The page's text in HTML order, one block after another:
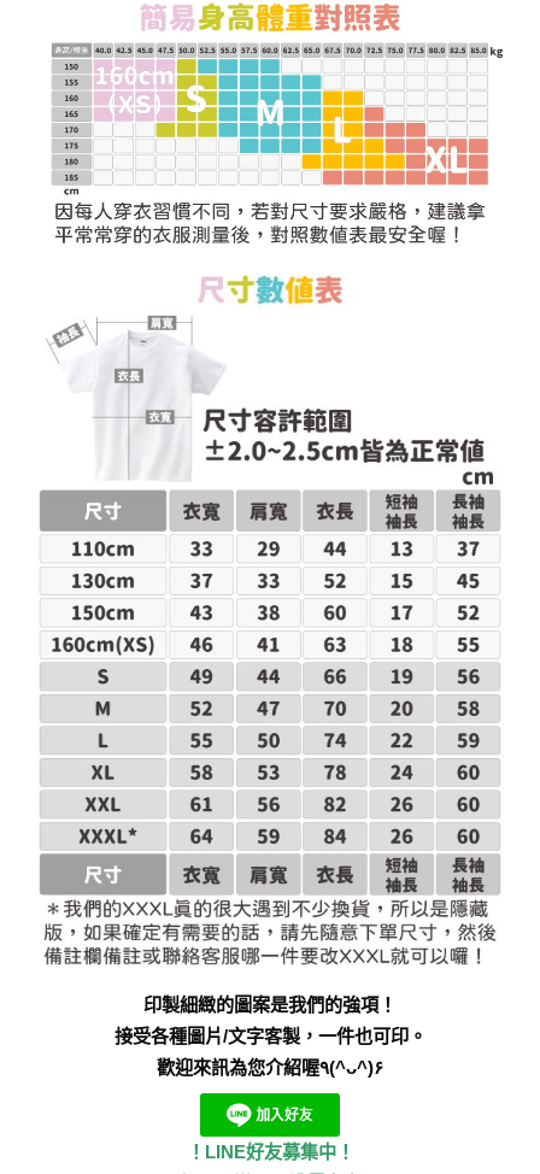
印製細緻的圖案是我們的強項！
接受各種圖片/文字客製，一件也可印。
歡迎來訊為您介紹喔٩(^ᴗ^)۶
！LINE好友募集中！